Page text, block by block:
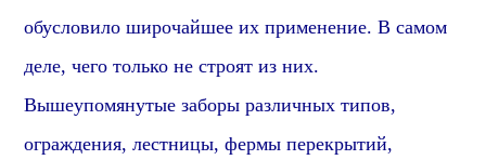
обусловило широчайшее их применение.В самом
деле, чего только не строят из них.
Вышеупомянутые заборы различных типов,
ограждения, лестницы, фермы перекрытий,